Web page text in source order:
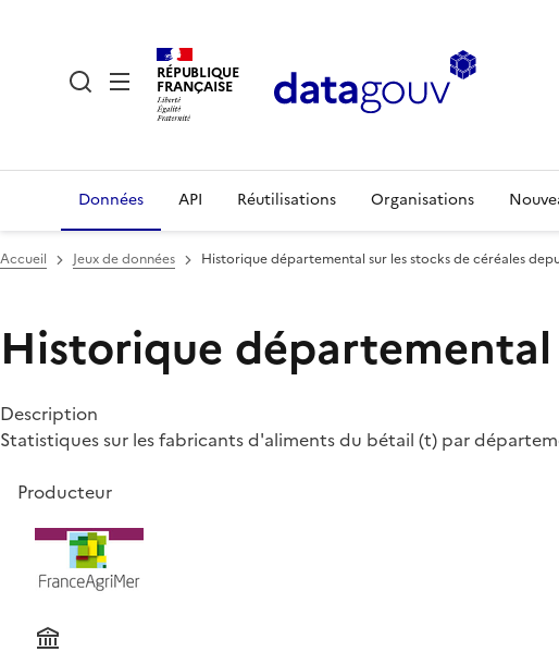
RÉPUBLIQUE
FRANÇAISE
Données API Réutilisations Organisations
Accueil Jeux de données Historique départemental sur les stocks de céréales
Historique départemental
Description
Statistiques sur les fabricants d'aliments du bétail (t) par
Producteur